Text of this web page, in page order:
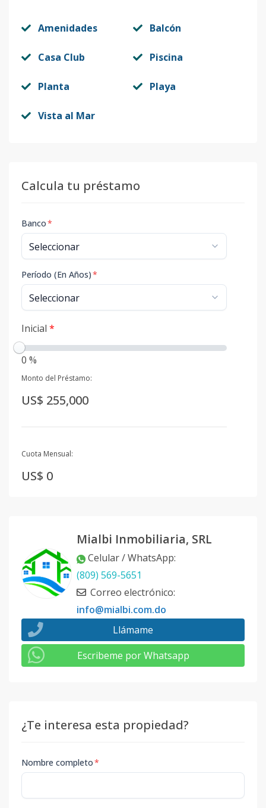
Amenidades Balcón
Casa Club Piscina
Planta Playa
Vista al Mar
Calcula tu préstamo
Banco*
Período (En Años)*
Inicial *
0 %
Monto del Préstamo:
US$ 255,000
Cuota Mensual:
US$ 0
Mialbi Inmobiliaria, SRL
Celular / WhatsApp:
(809) 569-5651
Correo electrónico:
info@mialbi.com.do
Llámame
Escribeme por Whatsapp
¿Te interesa esta propiedad?
Nombre completo*